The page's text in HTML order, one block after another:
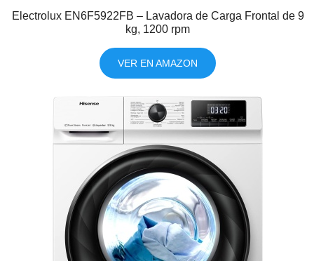
Electrolux EN6F5922FB – Lavadora de Carga Frontal de 9
kg, 1200 rpm
VER EN AMAZON